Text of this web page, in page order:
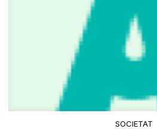
SOCIETAT